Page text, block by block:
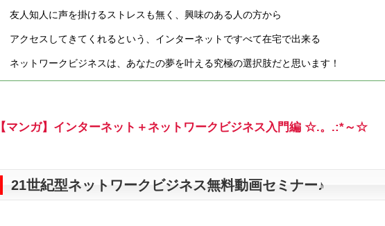
友人知人に声を掛けるストレスも無く、興味のある人の方から
アクセスしてきてくれるという、インターネットですべて在宅で出来る
ネットワークビジネスは、あなたの夢を叶える究極の選択肢だと思います！
【マンガ】インターネット＋ネットワークビジネス入門編 ☆.。.:*～☆
21世紀型ネットワークビジネス無料動画セミナー♪